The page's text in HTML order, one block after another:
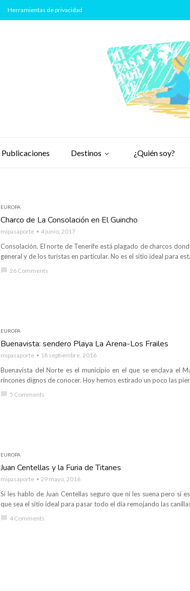
Publicaciones Destinos ¿Quién soy?
Herramientas de privacidad
EUROPA
Charco de La Consolación en El Guincho
mipasaporte 4 junio, 2017
Consolación. El norte de Tenerife está plagado de charcos
general y de los turistas en particular. No es el sitio ideal para
chat_bubble 26 Comments
EUROPA
Buenavista: sendero Playa La Arena-Los Frailes
mipasaporte 18 septiembre, 2016
Buenavista del Norte es el municipio en el que se enclava el
rincones dignos de conocer. Hoy hemos estirado un poco las
chat_bubble 5 Comments
EUROPA
Juan Centellas y la Furia de Titanes
mipasaporte 29 mayo, 2016
Si les hablo de Juan Centellas seguro que ni les suena pero
que sea el sitio ideal para pasar todo el día remojando las
chat_bubble 4 Comments